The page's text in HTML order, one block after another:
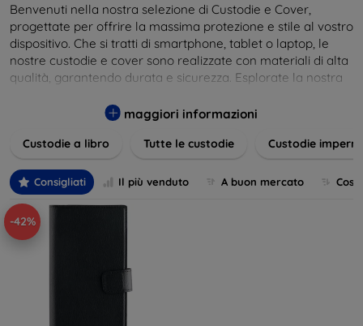
Benvenuti nella nostra selezione di Custodie e Cover,
progettate per offrire la massima protezione e stile al vostro
dispositivo. Che si tratti di smartphone, tablet o laptop, le
nostre custodie e cover sono realizzate con materiali di alta
qualità, garantendo durata e sicurezza. Esplorate la nostra
esigenza e gusto. Proteggete il vostro dispositivo con le
maggiori informazioni
Custodie a libro Tutte le custodie Custodie
Consigliati Il più venduto A buon mercato
-42%